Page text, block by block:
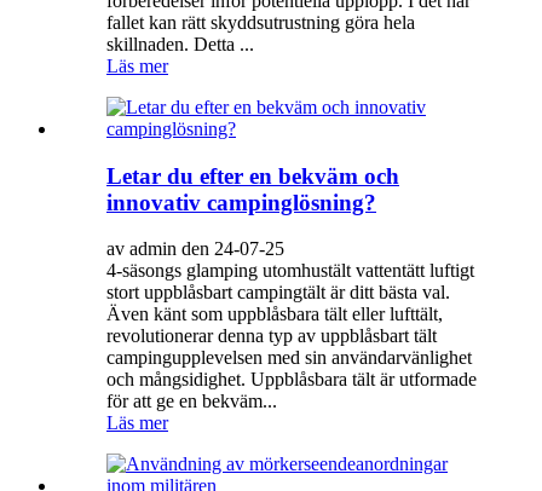
fallet kan rätt skyddsutrustning göra hela
skillnaden. Detta ...
Läs mer
Letar du efter en bekväm och
innovativ campinglösning?
av admin den 24-07-25
4-säsongs glamping utomhustält vattentätt luftigt
stort uppblåsbart campingtält är ditt bästa val.
Även känt som uppblåsbara tält eller lufttält,
revolutionerar denna typ av uppblåsbart tält
campingupplevelsen med sin användarvänlighet
och mångsidighet. Uppblåsbara tält är utformade
för att ge en bekväm...
Läs mer